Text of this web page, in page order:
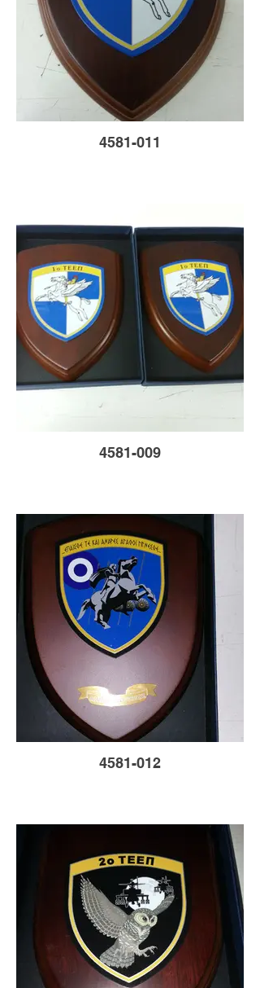
4581-011
4581-009
4581-012